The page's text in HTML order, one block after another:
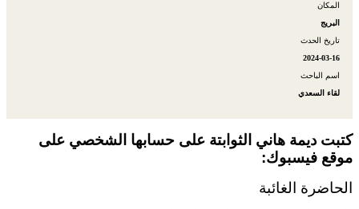
المكان
البريج
تاريخ الحدث
2024-03-16
اسم الباحث
لقاء السعدي
كتبت ديمة هاني الثوابتة على حسابها الشخصي على
موقع فيسبوك:
الحاضرة الغائبة